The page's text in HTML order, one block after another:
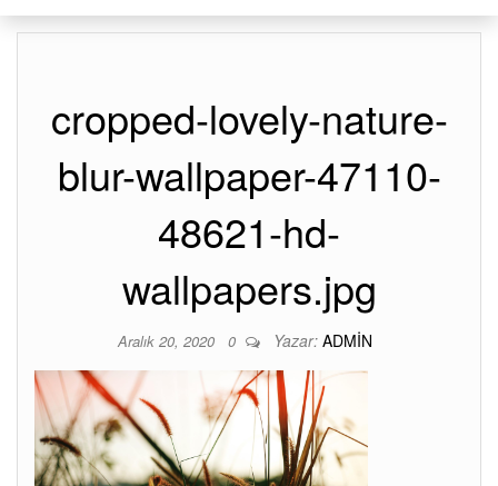
cropped-lovely-nature-
blur-wallpaper-47110-
48621-hd-
wallpapers.jpg
Aralık 20, 2020 0 Yazar: ADMIN